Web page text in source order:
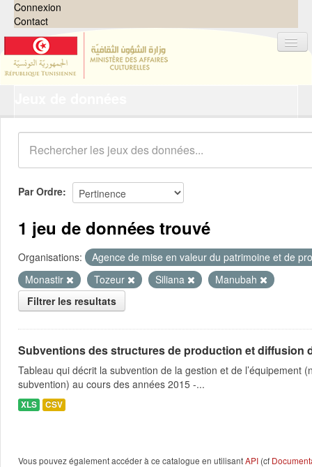
Connexion
Contact
Organisations
Groupes
Demandes 0
À propos
Par Ordre
1 jeu de données trouvé
Organisations:
Agence de mise en valeur du patrimoine et de
Monastir
Tozeur Siliana
Manubah
Filtrer les resultats
Subventions des structures de production et diffusion
Tableau qui décrit la subvention de la gestion et de
subvention) au cours des années 2015 -...
XLS CSV
Vous pouvez également accéder à ce catalogue en utilisantAPI (cf